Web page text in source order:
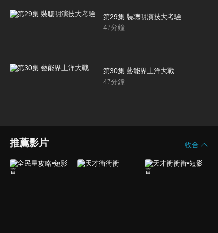
第29集 裝聰明演技大考驗
47分鐘
第30集 藝能界土洋大戰
47分鐘
推薦影片 收合